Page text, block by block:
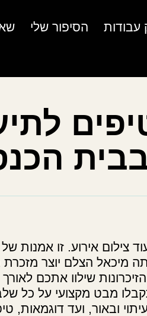
עבודות הסיפור שלי
צילום אירוע. זו אמנות
מיכאל הצלם יוצר
שילוו אתכם
מבט מקצועי על כל
ובאור, ועד דוגמאות,